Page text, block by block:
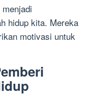
hidup kita. Mereka
motivasi untuk